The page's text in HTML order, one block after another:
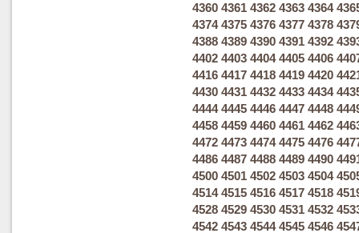
4360 4361 4362 4363 4364
4374 4375 4376 4377 4378
4388 4389 4390 4391 4392
4402 4403 4404 4405 4406
4416 4417 4418 4419 4420
4430 4431 4432 4433 4434
4444 4445 4446 4447 4448
4458 4459 4460 4461 4462
4472 4473 4474 4475 4476
4486 4487 4488 4489 4490
4500 4501 4502 4503 4504
4514 4515 4516 4517 4518
4528 4529 4530 4531 4532
4542 4543 4544 4545 4546